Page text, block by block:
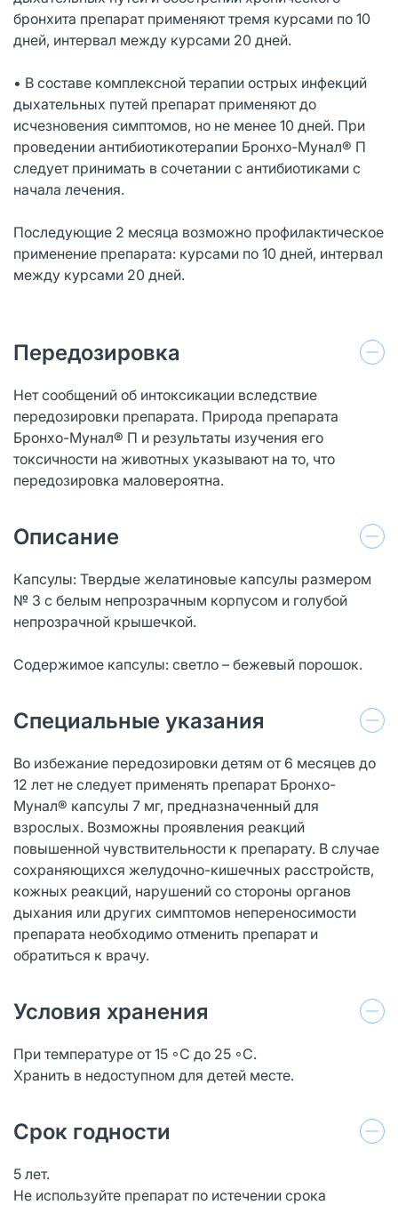
бронхита препарат применяют тремя курсами по 10
дней, интервал между курсами 20 дней.
• В составе комплексной терапии острых инфекций
дыхательных путей препарат применяют до
исчезновения симптомов, но не менее 10 дней. При
проведении антибиотикотерапии Бронхо-Мунал® П
следует принимать в сочетании с антибиотиками с
начала лечения.
Последующие 2 месяца возможно профилактическое
применение препарата: курсами по 10 дней, интервал
между курсами 20 дней.
Передозировка
Нет сообщений об интоксикации вследствие
передозировки препарата. Природа препарата
Бронхо-Мунал® П и результаты изучения его
токсичности на животных указывают на то, что
передозировка маловероятна.
Описание
Капсулы: Твердые желатиновые капсулы размером
№ 3 с белым непрозрачным корпусом и голубой
непрозрачной крышечкой.
Содержимое капсулы: светло – бежевый порошок.
Специальные указания
Во избежание передозировки детям от 6 месяцев до
12 лет не следует применять препарат Бронхо-
Мунал® капсулы 7 мг, предназначенный для
взрослых. Возможны проявления реакций
повышенной чувствительности к препарату. В случае
сохраняющихся желудочно-кишечных расстройств,
кожных реакций, нарушений со стороны органов
дыхания или других симптомов непереносимости
препарата необходимо отменить препарат и
обратиться к врачу.
Условия хранения
При температуре от 15 ◦С до 25 ◦С.
Хранить в недоступном для детей месте.
Срок годности
5 лет.
Не используйте препарат по истечении срока